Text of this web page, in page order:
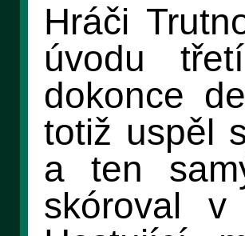
Hráči
úvodu
dokonce
totiž uspěl
a ten
skóroval